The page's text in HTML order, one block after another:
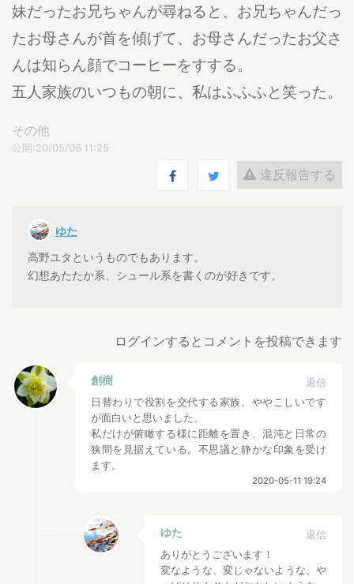
妹だったお兄ちゃんが尋ねると、お兄ちゃんだっ
たお母さんが首を傾げて、お母さんだったお父さ
んは知らん顔でコーヒーをすする。
五人家族のいつもの朝に、私はふふふと笑った。
その他
公開:20/05/06 11:25
違反報告する
ゆた
高野ユタというものでもあります。
幻想あたたか系、シュール系を書くのが好きです。
ログインするとコメントを投稿できます
創樹
返信
日替わりで役割を交代する家族。ややこしいです
が面白いと思いました。
私だけが俯瞰する様に距離を置き、混沌と日常の
狭間を見据えている。不思議と静かな印象を受け
ます。
2020-05-11 19:24
ゆた
返信
ありがとうございます！
変なような、変じゃないような、や